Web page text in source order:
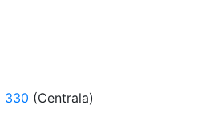
330 (Centrala)